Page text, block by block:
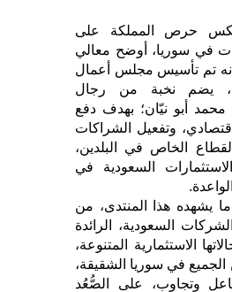
حرص المملكة على
في سوريا، أوضح معالي
أنه تم تأسيس مجلس أعمال
يضم نخبة من رجال
محمد أبو نيّان؛ بهدف دفع
وتفعيل الشراكات
الخاص في البلدين،
السعودية في
ما يشهده هذا المنتدى، من
السعودية، الرائدة
الاستثمارية المتنوعة،
في سوريا الشقيقة،
وتجاوب، على الصُّعُد